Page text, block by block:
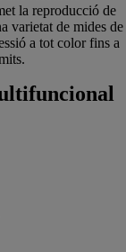
la reproducció de
varietat de mides de
a tot color fins a